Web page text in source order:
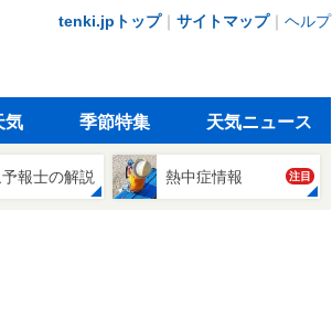
tenki.jpトップ｜ サイトマップ｜ ヘルプ
気 季節特集 天気ニュース
報士の解説 熱中症情報 注目